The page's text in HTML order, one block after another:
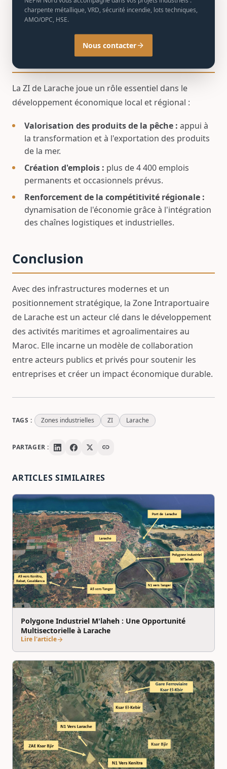
transformation des produits de la pêche,
entrepôts frigorifiques et zones de stockage.
Impact économique
La ZI de Larache joue un rôle essentiel dans le
développement économique local et régional :
Valorisation des produits de la pêche : appui à
la transformation et à l'exportation des produits
de la mer.
Création d'emplois : plus de 4 400 emplois
permanents et occasionnels prévus.
Renforcement de la compétitivité régionale :
dynamisation de l'économie grâce à l'intégration
des chaînes logistiques et industrielles.
Conclusion
Avec des infrastructures modernes et un
positionnement stratégique, la Zone Intraportuaire
de Larache est un acteur clé dans le développement
des activités maritimes et agroalimentaires au
Maroc. Elle incarne un modèle de collaboration
entre acteurs publics et privés pour soutenir les
entreprises et créer un impact économique durable.
TAGS : Zones industrielles ZI Larache
PARTAGER : link
ARTICLES SIMILAIRES
Polygone Industriel M'laheh : Une Opportunité
Multisectorielle à Larache
Lire l'articlearrow_forward
charpente métallique, VRD, sécurité incendie, lots techniques,
AMO/OPC, HSE.
Nous contacterarrow_forward